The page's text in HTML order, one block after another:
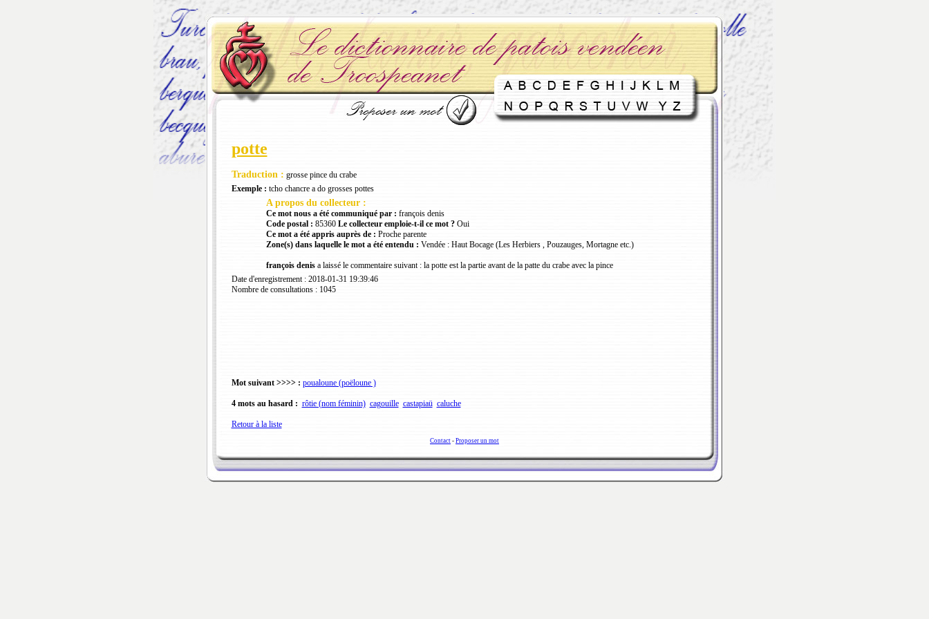
potte
Traduction : grosse pince du crabe
Exemple : tcho chancre a do grosses pottes
A propos du collecteur :
Ce mot nous a été communiqué par : françois denis
Code postal : 85360 Le collecteur emploie-t-il ce mot ?Oui
Ce mot a été appris auprès de : Proche parente
Zone(s) dans laquelle le mot a été entendu : Vendée : Haut Bocage (Les Herbiers , Pouzauges, Mortagne etc.)
françois denisa laissé le commentaire suivant : la potte est la partie avant de la patte du crabe avec la pince
Date d'enregistrement : 2018-01-31 19:39:46
Nombre de consultations : 1045
Mot suivant >>>> : poualoune (poëloune )
4 mots au hasard : rôtie (nom féminin) cagouille castapiaü caluche
Retour à la liste
Contact - Proposer un mot